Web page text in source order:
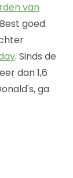
van
goed.
. Sinds de
dan 1,6
ga